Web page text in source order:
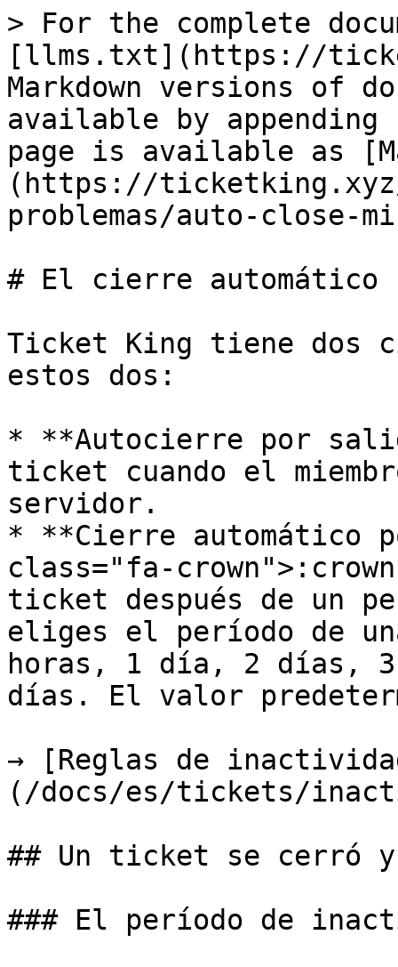
> For the complete
[llms.txt](https://
Markdown versions of
available by
page is available as
(https://
problemas/auto-close-
# El cierre automático
Ticket King tiene dos
estos dos:
* **Autocierre por
ticket cuando el
servidor.
* **Cierre automático
class="fa-
ticket después de un
eliges el período de
horas, 1 día, 2 días,
días. El valor
→ [Reglas de
(/docs/es/tickets/
## Un ticket se cerró y
### El período de